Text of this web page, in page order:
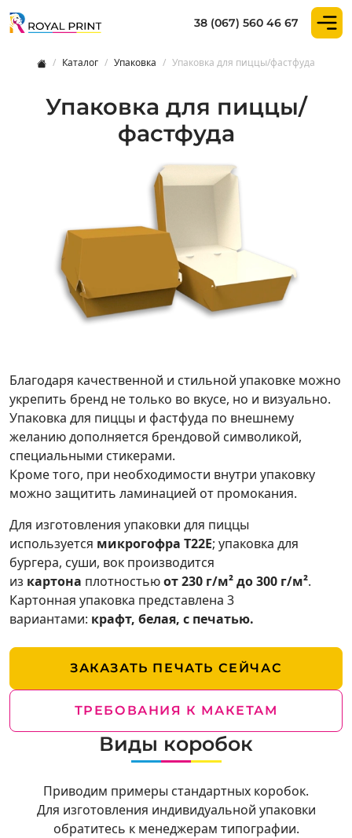
38 (067) 560 46 67
Каталог Упаковка Упаковка для пиццы/фастфуда
Упаковка для пиццы/
фастфуда
Благодаря качественной и стильной упаковке можно
укрепить бренд не только во вкусе, но и визуально.
Упаковка для пиццы и фастфуда по внешнему
желанию дополняется брендовой символикой,
специальными стикерами.
Кроме того, при необходимости внутри упаковку
можно защитить ламинацией от промокания.
Для изготовления упаковки для пиццы
используется микрогофра Т22Е; упаковка для
бургера, суши, вок производится
из картона плотностьюот 230 г/м² до 300 г/м².
Картонная упаковка представлена ​​3
вариантами: крафт, белая, с печатью.
ЗАКАЗАТЬ ПЕЧАТЬ СЕЙЧАС
ТРЕБОВАНИЯ К МАКЕТАМ
Виды коробок
Приводим примеры стандартных коробок.
Для изготовления индивидуальной упаковки
обратитесь к менеджерам типографии.
Коробка для пиццы Коробка для
Купить упаковку для уличной еды и фаст-
Товар на складе:InStock